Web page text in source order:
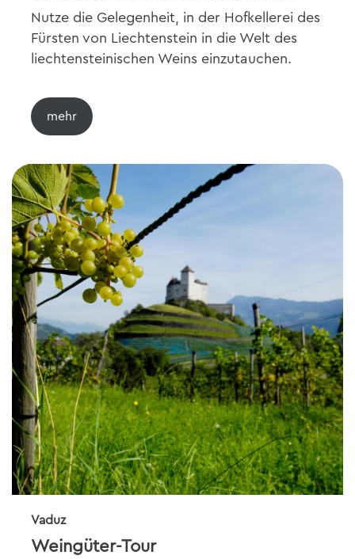
Nutze die Gelegenheit, in der Hofkellerei des
Fürsten von Liechtenstein in die Welt des
liechtensteinischen Weins einzutauchen.
Vaduz
Weingüter-Tour